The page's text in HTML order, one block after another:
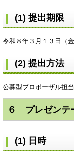
(1) 提出期限
令和８年３月１３日（
(2) 提出方法
公募型プロポーザル担
６ プレゼンテ
(1) 日時